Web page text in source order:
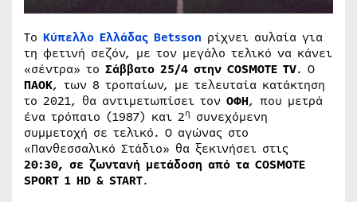
To Κύπελλο Ελλάδας Betsson ρίχνει αυλαία για
τη φετινή σεζόν, με τον μεγάλο τελικό να κάνει
«σέντρα» το Σάββατο 25/4 στην COSMOTE TV. Ο
ΠΑΟΚ, των 8 τροπαίων, με τελευταία κατάκτηση
το 2021, θα αντιμετωπίσει τον ΟΦΗ, που μετρά
ένα τρόπαιο (1987) και 2η συνεχόμενη
συμμετοχή σε τελικό. Ο αγώνας στο
«Πανθεσσαλικό Στάδιο» θα ξεκινήσει στις
20:30, σε ζωντανή μετάδοση από τα COSMOTE
SPORT 1 HD & START.